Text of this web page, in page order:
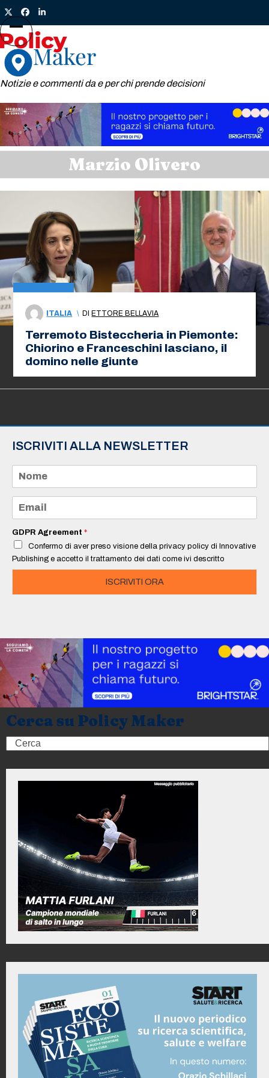
Skip
to
content
TwitterFacebook
LinkedIn
Notizie e commenti da e per chi prende decisioni
Open
mobile
menu
Close
mobile
menu
Marzio Olivero
ITALIA \ DI ETTORE BELLAVIA
Terremoto Bisteccheria in Piemonte:
Chiorino e Franceschini lasciano, il
domino nelle giunte
ISCRIVITI ALLA NEWSLETTER
m
e
a
i
*
GDPR Agreement *
Confermo di aver preso visione della privacy policy di Innovative
Publishing e accetto il trattamento dei dati come ivi descritto
ISCRIVITI ORA
Cerca su Policy Maker
Search